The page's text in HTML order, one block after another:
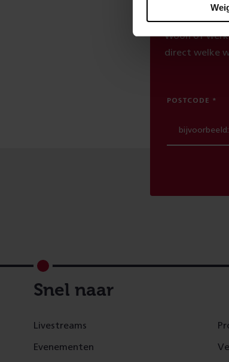
Woon of werk
direct welke
POSTCODE
Footer
Snel naar
Livestreams
Evenementen